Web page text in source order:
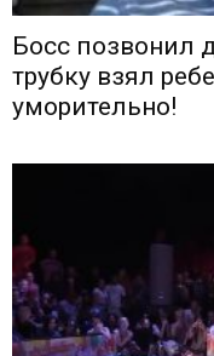
Босс позвонил
трубку взял
уморительно!